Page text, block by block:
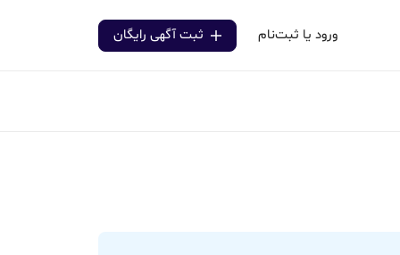
ورود یا ثبت‌نام ثبت آگهی رایگان